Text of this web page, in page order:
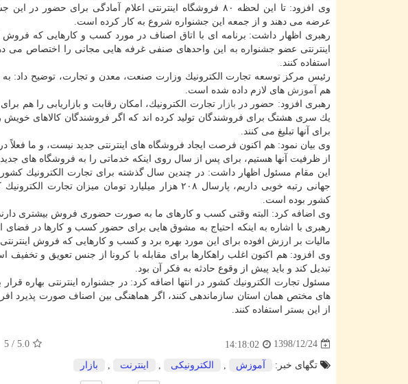
وی افزود: تا این لحظه ۸۰ فروشگاه اینترنتی اعلام آمادگی
عرضه می دهند و از جمعه این جشنواره شروع به كار كرده است.
رهبری اظهار داشت: برنامه ای با اتاق اصناف در مورد كسب و كارهایی كه
اینترنتی عضو جشنواره به این واحدهای صنفی غرفه هایی مجانی را اختصاص می
استفاده كنند.
رئیس مركز توسعه تجارت الكترونیك وزارت صنعت، معدن و تجارت، توضیح داد: به
هم
آموزش های لازم داده شده است.
رهبری افزود: حضور در بازار تجارت الكترونیك، امكان رقابت و بازاریابی را هم
یك سری هشتگ برای فروشندگان تولید كرده اند كه اگر فروشندگان كالاهای
برای آنها تبلیغ می كنند.
وی بیان نمود: هم اكنون فرصت ایجاد فروشگاه های اینترنتی جدید نیست، و ما فعلاً
از ظرفیت آنها هستیم، برای پس از سال روی اینكه خدماتی را به فروشگاه های
این مقام مسئول اظهار داشت: در چندین سال گذشته برای تجارت الكترونیك
كشور بوده است.
وی اضافه كرد: البته وقتی كسب و كارهای ما به صورت حضوری فروش بیشتری
رهبری با اشاره به اینكه احتیاج به مشوق هایی برای حضور كسب و كارها در فضای
مالیات بر ارزش افوده برای این مورد بهره برد و كسب و كارهایی كه فروش اینترنتی
وی افزود: هم اكنون اغلب راهكارها برای مقابله با كرونا از جنس تعویق و
تبدیل كند و باید پیش از وقوع حادثه به فكر آن بود.
مسئول تجارت الكترونیك كشور در انتها اضافه كرد: در جشنواره اینترنتی بهاره
های مختص همان استان سازماندهی كنند، اگر هماهنگی بین اصناف صورت پذیرد
از این بستر استفاده كنند.
1398/12/24
14:18:02
5.0
/
5
تگهای خبر: آموزش الكترونیكی اینترنت بازار